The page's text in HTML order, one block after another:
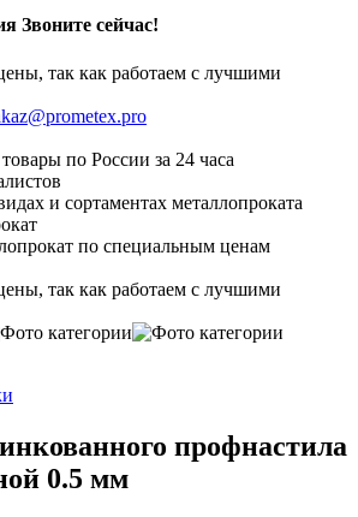
Звоните сейчас!
так как работаем с лучшими
по России за 24 часа
и сортаментах металлопроката
по специальным ценам
так как работаем с лучшими
профнастила
0.5 мм